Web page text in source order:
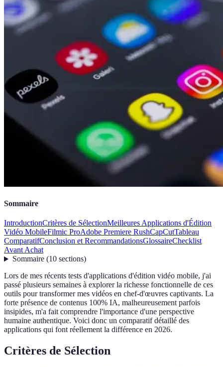
Sommaire
IntroductionCritères de SélectionMeilleures Applications d'Édition
Vidéo MobileFilmic ProAdobe Premiere RushCapCutTableau
ComparatifConclusion et RecommandationsGlossaireChecklist
Avant Achat
Sommaire(10 sections)
Lors de mes récents tests d'applications d'édition vidéo mobile, j'ai
passé plusieurs semaines à explorer la richesse fonctionnelle de ces
outils pour transformer mes vidéos en chef-d'œuvres captivants. La
forte présence de contenus 100% IA, malheureusement parfois
insipides, m'a fait comprendre l'importance d'une perspective
humaine authentique. Voici donc un comparatif détaillé des
applications qui font réellement la différence en 2026.
Critères de Sélection